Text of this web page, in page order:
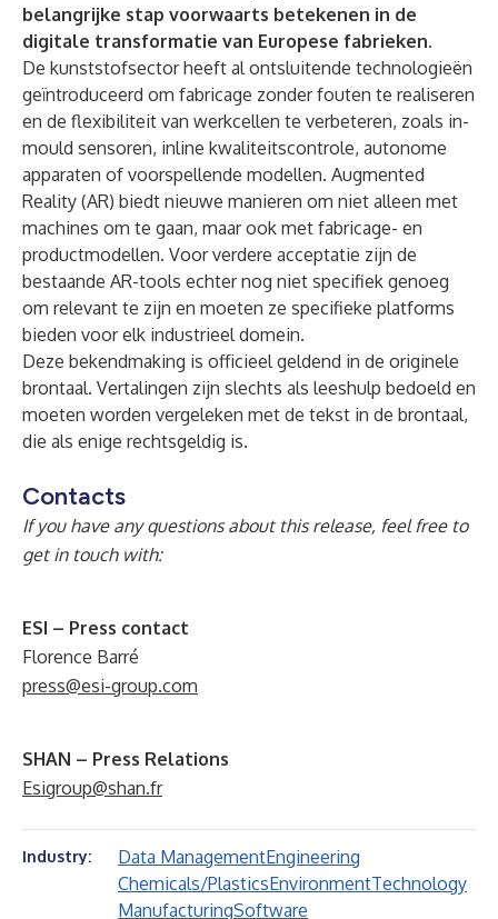
belangrijke stap voorwaarts betekenen in de
digitale transformatie van Europese fabrieken.
De kunststofsector heeft al ontsluitende technologieën
geïntroduceerd om fabricage zonder fouten te realiseren
en de flexibiliteit van werkcellen te verbeteren, zoals in-
mould sensoren, inline kwaliteitscontrole, autonome
apparaten of voorspellende modellen. Augmented
Reality (AR) biedt nieuwe manieren om niet alleen met
machines om te gaan, maar ook met fabricage- en
productmodellen. Voor verdere acceptatie zijn de
bestaande AR-tools echter nog niet specifiek genoeg
om relevant te zijn en moeten ze specifieke platforms
bieden voor elk industrieel domein.
Deze bekendmaking is officieel geldend in de originele
brontaal. Vertalingen zijn slechts als leeshulp bedoeld en
moeten worden vergeleken met de tekst in de brontaal,
die als enige rechtsgeldig is.
Contacts
If you have any questions about this release, feel free to
get in touch with:
ESI – Press contact
Florence Barré
press@esi-group.com
SHAN – Press Relations
Esigroup@shan.fr
Industry: Data ManagementEngineering
Chemicals/PlasticsEnvironmentTechnology
ManufacturingSoftware